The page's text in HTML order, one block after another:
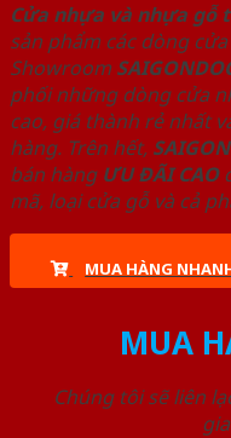
Cửa nhựa và nhựa gỗ
sản phẩm các dòng
Showroom
phối những dòng cửa
cao, giá thành rẻ nhất
hàng. Trên hết,
bán hàng ƯU ĐÃI CAO
mã, loại cửa gỗ và cả
MUA HÀNG
MUA
Chúng tôi sẽ liên